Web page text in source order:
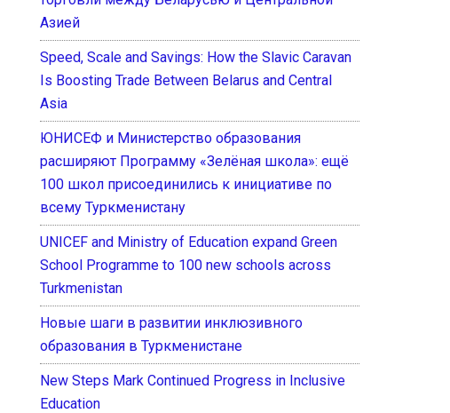
Азией
Speed, Scale and Savings: How the Slavic Caravan
Is Boosting Trade Between Belarus and Central
Asia
ЮНИСЕФ и Министерство образования
расширяют Программу «Зелёная школа»: ещё
100 школ присоединились к инициативе по
всему Туркменистану
UNICEF and Ministry of Education expand Green
School Programme to 100 new schools across
Turkmenistan
Новые шаги в развитии инклюзивного
образования в Туркменистане
New Steps Mark Continued Progress in Inclusive
Education